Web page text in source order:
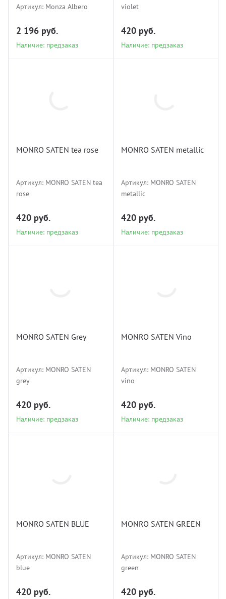
Артикул: Monza Albero
2 196 руб.
Наличие: предзаказ
violet
420 руб.
Наличие: предзаказ
MONRO SATEN tea rose
Артикул: MONRO SATEN tea
rose
420 руб.
Наличие: предзаказ
MONRO SATEN metallic
Артикул: MONRO SATEN
metallic
420 руб.
Наличие: предзаказ
MONRO SATEN Grey
Артикул: MONRO SATEN
grey
420 руб.
Наличие: предзаказ
MONRO SATEN Vino
Артикул: MONRO SATEN
vino
420 руб.
Наличие: предзаказ
MONRO SATEN BLUE
Артикул: MONRO SATEN
blue
420 руб.
MONRO SATEN GREEN
Артикул: MONRO SATEN
green
420 руб.